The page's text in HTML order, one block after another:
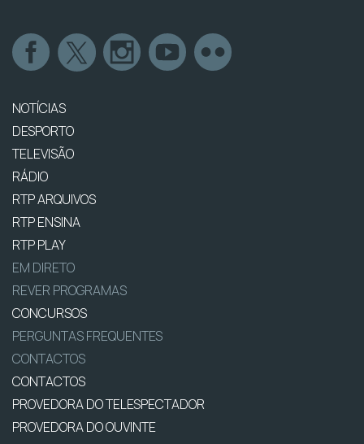
NOTÍCIAS
DESPORTO
TELEVISÃO
RÁDIO
RTP ARQUIVOS
RTP ENSINA
RTP PLAY
EM DIRETO
REVER PROGRAMAS
CONCURSOS
PERGUNTAS FREQUENTES
CONTACTOS
CONTACTOS
PROVEDORA DO TELESPECTADOR
PROVEDORA DO OUVINTE